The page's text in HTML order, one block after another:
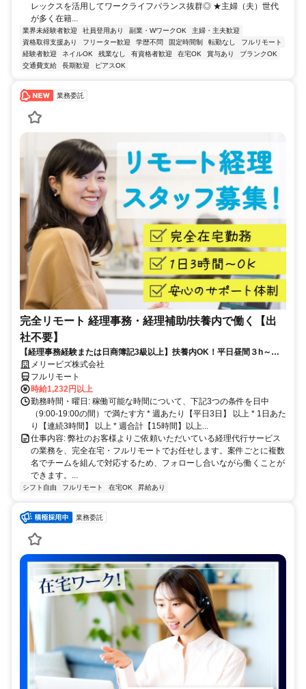
レックスを活用してワークライフバランス抜群◎ ★主婦（夫）世代
が多く在籍...
業界未経験者歓迎 社員登用あり 副業・WワークOK
主婦・主夫歓迎
資格取得支援あり
フリーター歓迎 学歴不問 固定時間制 転勤なし
フルリモート
経験者歓迎
ネイルOK 残業なし 有資格者歓迎 在宅OK 賞与あり
ブランクOK
交通費支給
長期歓迎 ピアスOK
業務委託
完全リモート 経理事務・経理補助/扶養内で働く【出
社不要】
【経理事務経験または日商簿記3級以上】扶養内OK！平日昼間３h～。
完全在宅で育児・介護中の方も大歓迎♪
メリービズ株式会社
フルリモート
時給1,232円以上
勤務時間・曜日: 稼働可能な時間について、下記3つの条件を日中
（9:00-19:00の間）で満たす方 * 週あたり【平日3日】 以上 * 1日あた
り【連続3時間】 以上 * 週合計【15時間】以上...
仕事内容: 弊社のお客様よりご依頼いただいている経理代行サービス
の業務を、完全在宅・フルリモートでお任せします。案件ごとに複数
名でチームを組んで対応するため、フォローし合いながら働くことが
できます。...
シフト自由 フルリモート 在宅OK 昇給あり
業務委託